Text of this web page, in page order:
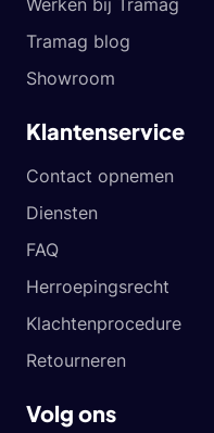
Werken bij Tramag
Tramag blog
Showroom
Klantenservice
Contact opnemen
Diensten
FAQ
Herroepingsrecht
Klachtenprocedure
Retourneren
Volg ons